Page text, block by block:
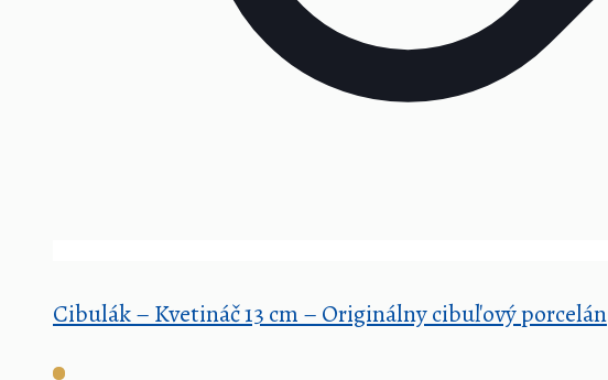
Cibulák – Kvetináč 13 cm – Originálny cibuľový porcelán